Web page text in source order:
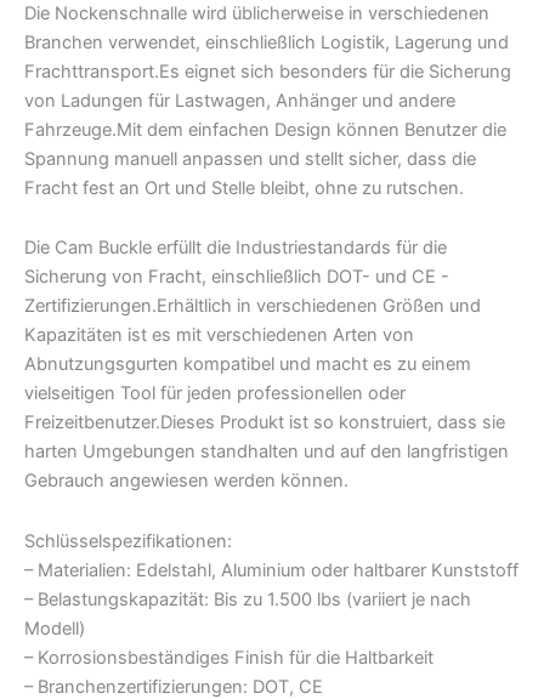
Die Nockenschnalle wird üblicherweise in verschiedenen
Branchen verwendet, einschließlich Logistik, Lagerung und
Frachttransport.Es eignet sich besonders für die Sicherung
von Ladungen für Lastwagen, Anhänger und andere
Fahrzeuge.Mit dem einfachen Design können Benutzer die
Spannung manuell anpassen und stellt sicher, dass die
Fracht fest an Ort und Stelle bleibt, ohne zu rutschen.
Die Cam Buckle erfüllt die Industriestandards für die
Sicherung von Fracht, einschließlich DOT- und CE -
Zertifizierungen.Erhältlich in verschiedenen Größen und
Kapazitäten ist es mit verschiedenen Arten von
Abnutzungsgurten kompatibel und macht es zu einem
vielseitigen Tool für jeden professionellen oder
Freizeitbenutzer.Dieses Produkt ist so konstruiert, dass sie
harten Umgebungen standhalten und auf den langfristigen
Gebrauch angewiesen werden können.
Schlüsselspezifikationen:
– Materialien: Edelstahl, Aluminium oder haltbarer Kunststoff
– Belastungskapazität: Bis zu 1.500 lbs (variiert je nach
Modell)
– Korrosionsbeständiges Finish für die Haltbarkeit
– Branchenzertifizierungen: DOT, CE